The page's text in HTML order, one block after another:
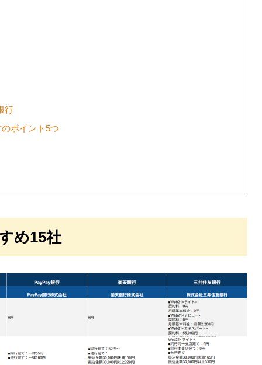
行
ポイント5つ
め15社